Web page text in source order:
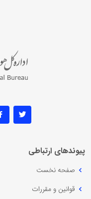
پیوندهای ارتباطی
صفحه نخست
قوانین و مقررات